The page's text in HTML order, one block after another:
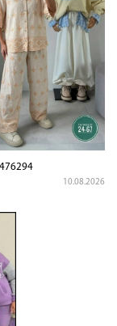
10.08.2026